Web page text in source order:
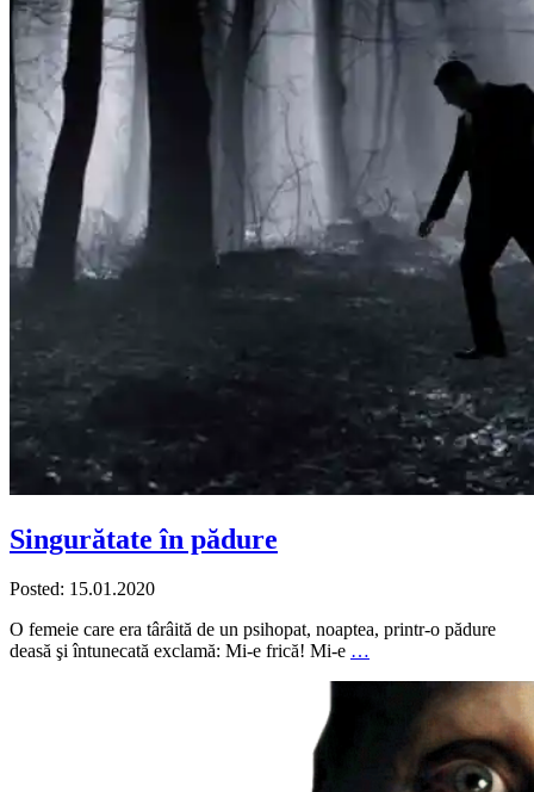
Singurătate în pădure
Posted: 15.01.2020
O femeie care era târâită de un psihopat, noaptea, printr-o pădure
deasă şi întunecată exclamă: Mi-e frică! Mi-e …